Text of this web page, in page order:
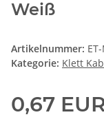
Weiß
Artikelnummer:
Kategorie: Klett
0,67